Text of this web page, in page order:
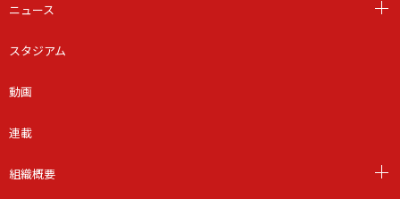
ニュース
スタジアム
動画
連載
組織概要